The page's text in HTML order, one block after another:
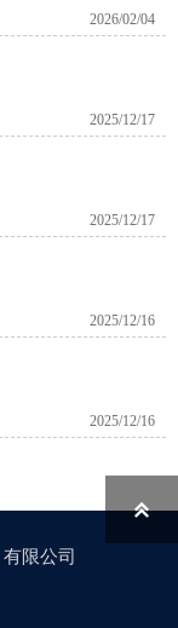
2026/02/04
2025/12/17
2025/12/17
2025/12/16
2025/12/16
限公司
